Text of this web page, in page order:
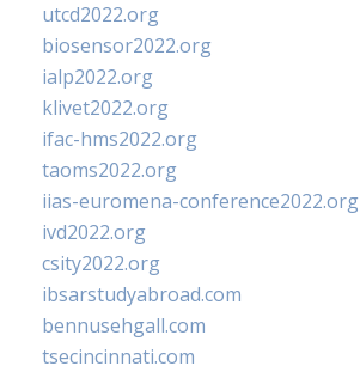
utcd2022.org
biosensor2022.org
ialp2022.org
klivet2022.org
ifac-hms2022.org
taoms2022.org
iias-euromena-conference2022.org
ivd2022.org
csity2022.org
ibsarstudyabroad.com
bennusehgall.com
tsecincinnati.com